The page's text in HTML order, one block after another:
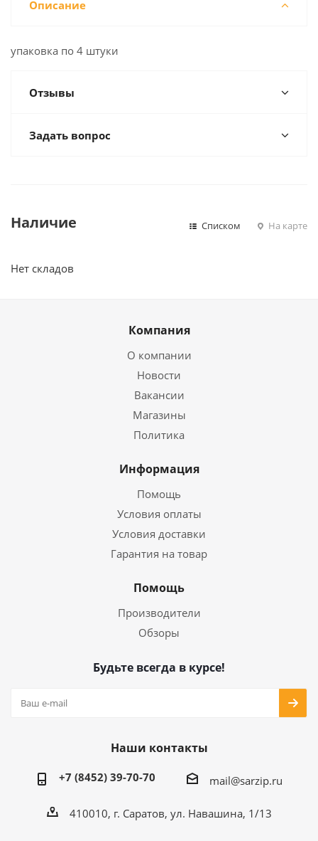
Описание
упаковка по 4 штуки
Отзывы
Задать вопрос
Наличие Списком На карте
Нет складов
Компания
О компании
Новости
Вакансии
Магазины
Политика
Информация
Помощь
Условия оплаты
Условия доставки
Гарантия на товар
Помощь
Производители
Обзоры
Будьте всегда в курсе!
Наши контакты
+7 (8452) 39-70-70 mail@sarzip.ru
410010, г. Саратов, ул. Навашина, 1/13